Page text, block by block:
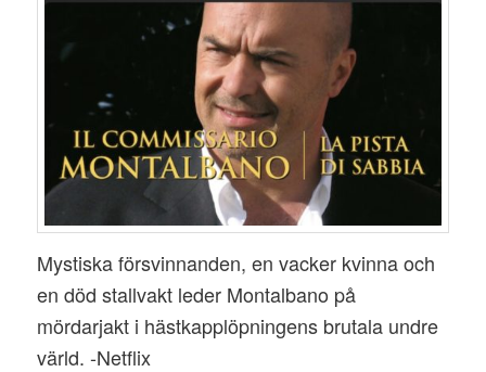
Mystiska försvinnanden, en vacker kvinna och
en död stallvakt leder Montalbano på
mördarjakt i hästkapplöpningens brutala undre
värld. -Netflix